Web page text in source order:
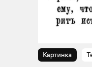
Картинка